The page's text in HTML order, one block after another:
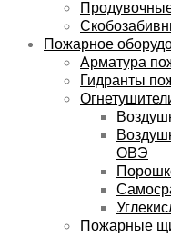
Пожарное
Арматура
Гидранты
ОВЭ
Пожарные